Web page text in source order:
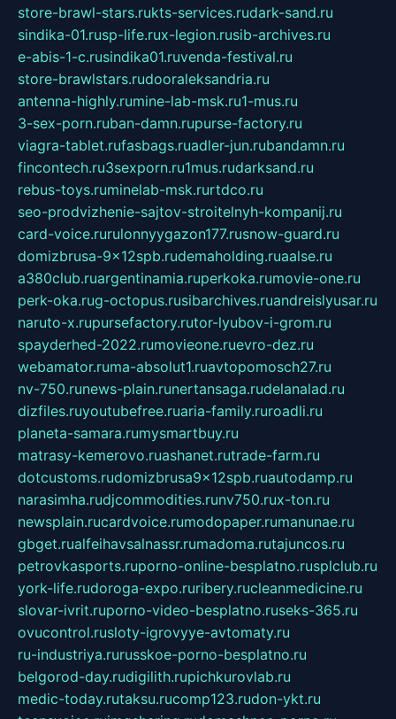
store-brawl-stars.rukts-services.rudark-sand.ru
sindika-01.rusp-life.rux-legion.rusib-archives.ru
e-abis-1-c.rusindika01.ruvenda-festival.ru
store-brawlstars.rudooraleksandria.ru
antenna-highly.rumine-lab-msk.ru1-mus.ru
3-sex-porn.ruban-damn.rupurse-factory.ru
viagra-tablet.rufasbags.ruadler-jun.rubandamn.ru
fincontech.ru3sexporn.ru1mus.rudarksand.ru
rebus-toys.ruminelab-msk.rurtdco.ru
seo-prodvizhenie-sajtov-stroitelnyh-kompanij.ru
card-voice.rurulonnyygazon177.rusnow-guard.ru
domizbrusa-9x12spb.rudemaholding.ruaalse.ru
a380club.ruargentinamia.ruperkoka.rumovie-one.ru
perk-oka.rug-octopus.rusibarchives.ruandreislyusar.ru
naruto-x.rupursefactory.rutor-lyubov-i-grom.ru
spayderhed-2022.rumovieone.ruevro-dez.ru
webamator.ruma-absolut1.ruavtopomosch27.ru
nv-750.runews-plain.runertansaga.rudelanalad.ru
dizfiles.ruyoutubefree.ruaria-family.ruroadli.ru
planeta-samara.rumysmartbuy.ru
matrasy-kemerovo.ruashanet.rutrade-farm.ru
dotcustoms.rudomizbrusa9x12spb.ruautodamp.ru
narasimha.rudjcommodities.runv750.rux-ton.ru
newsplain.rucardvoice.rumodopaper.rumanunae.ru
gbget.rualfeihavsalnassr.rumadoma.rutajuncos.ru
petrovkasports.ruporno-online-besplatno.rusplclub.ru
york-life.rudoroga-expo.ruribery.rucleanmedicine.ru
slovar-ivrit.ruporno-video-besplatno.ruseks-365.ru
ovucontrol.rusloty-igrovyye-avtomaty.ru
ru-industriya.rurusskoe-porno-besplatno.ru
belgorod-day.rudigilith.rupichkurovlab.ru
medic-today.rutaksu.rucomp123.rudon-ykt.ru